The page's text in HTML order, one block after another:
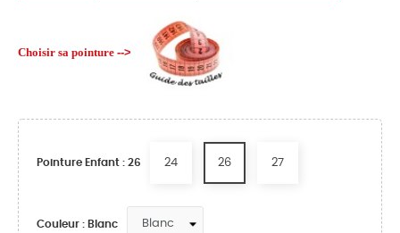
Choisir sa pointure -->
Pointure Enfant : 26 24 26 27
Couleur : Blanc